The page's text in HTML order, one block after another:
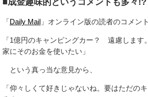
■成金趣味的というコメントも多々!?
「Daily Mail 」オンライン版の読者のコメン
「1億円のキャンピングカー？ 遠慮します
家にそのお金を使いたい」
という真っ当な意見から、
「仰々しくて好きじゃないね。要はただの